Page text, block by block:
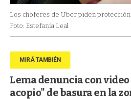
Los choferes de Uber piden protección
Foto: Estefania Leal
Lema denuncia con
acopio" de basura en la